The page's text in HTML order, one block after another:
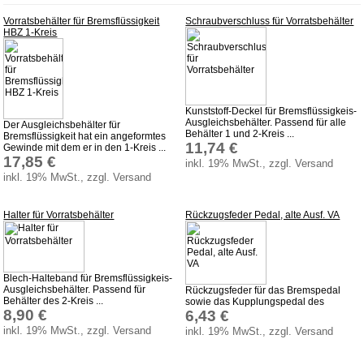
Wälzlager
Öle
Sonderposten
Service
AGB
Datenschutz
Batterierücknahme
Versandkosten
Webtipps
Impressum
Produktindex
Vorratsbehälter für Bremsflüssigkeit
HBZ 1-Kreis
Der Ausgleichsbehälter für
Bremsflüssigkeit hat ein angeformtes
Gewinde mit dem er in den 1-Kreis ...
17,85 €
inkl. 19% MwSt., zzgl. Versand
Schraubverschluss für Vorratsbehälter
Kunststoff-Deckel für Bremsflüssigkeis-
Ausgleichsbehälter. Passend für alle
Behälter 1 und 2-Kreis ...
11,74 €
inkl. 19% MwSt., zzgl. Versand
Halter für Vorratsbehälter
Blech-Halteband für Bremsflüssigkeis-
Ausgleichsbehälter. Passend für
Behälter des 2-Kreis ...
8,90 €
inkl. 19% MwSt., zzgl. Versand
Rückzugsfeder Pedal, alte Ausf. VA
Rückzugsfeder für das Bremspedal
sowie das Kupplungspedal des
6,43 €
inkl. 19% MwSt., zzgl. Versand